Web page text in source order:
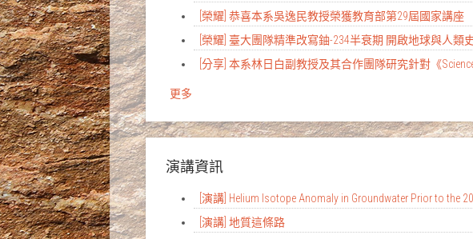
[榮耀] 恭喜本系吳逸民教授榮獲教育部第29屆國家講座
[榮耀] 臺大團隊精準改寫鈾-234半衰期 開啟地球與人類
[分享] 本系林日白副教授及其合作團隊研究針對《
更多
演講資訊
[演講] Helium Isotope Anomaly in Groundwater Prior to the
[演講] 地質這條路